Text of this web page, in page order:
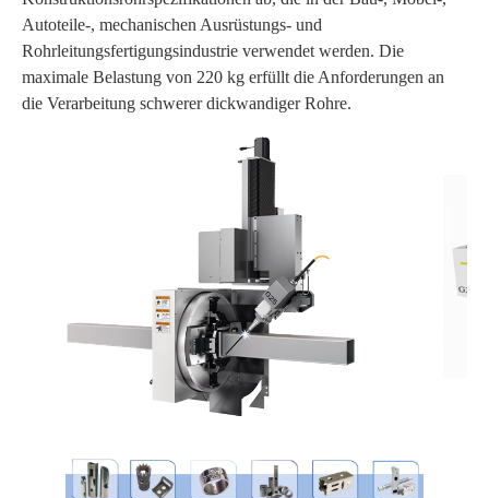
Autoteile-, mechanischen Ausrüstungs- und
Rohrleitungsfertigungsindustrie verwendet werden. Die
maximale Belastung von 220 kg erfüllt die Anforderungen an
die Verarbeitung schwerer dickwandiger Rohre.